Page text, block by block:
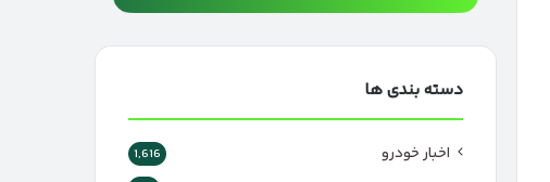
دسته بندی ها
اخبار خودرو 1,616